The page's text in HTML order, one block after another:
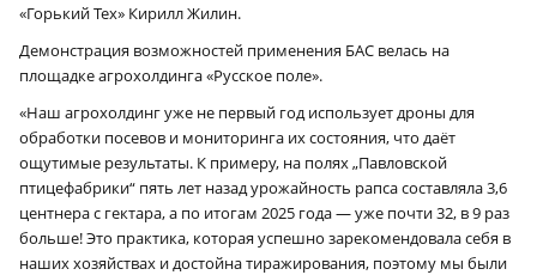
«Горький Тех» Кирилл Жилин.
Демонстрация возможностей применения БАС велась на
площадке агрохолдинга «Русское поле».
«Наш агрохолдинг уже не первый год использует дроны для
обработки посевов и мониторинга их состояния, что даёт
ощутимые результаты. К примеру, на полях „Павловской
птицефабрики“ пять лет назад урожайность рапса составляла 3,6
центнера с гектара, а по итогам 2025 года — уже почти 32, в 9 раз
больше! Это практика, которая успешно зарекомендовала себя в
наших хозяйствах и достойна тиражирования, поэтому мы были